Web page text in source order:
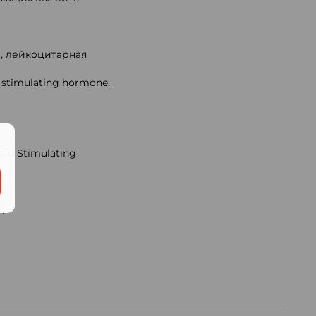
лейкоцитарная
hormone,
Stimulating